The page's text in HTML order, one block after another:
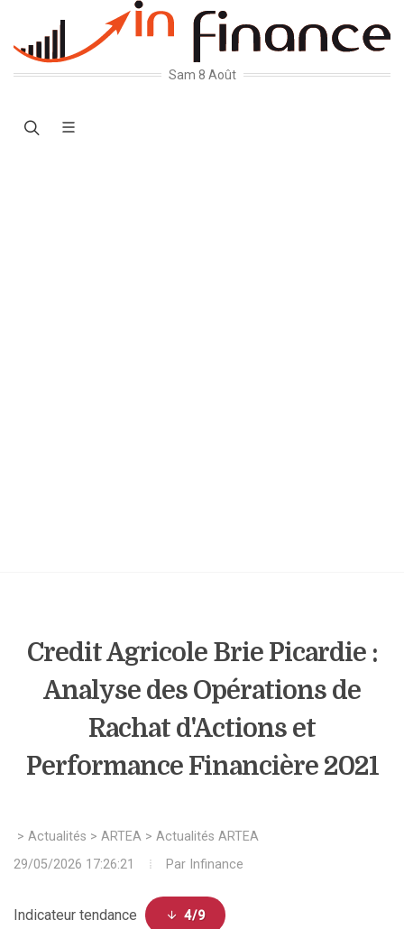
Sam 8 Août
Credit Agricole Brie Picardie :
Analyse des Opérations de
Rachat d'Actions et
Performance Financière 2021
> Actualités > ARTEA > Actualités ARTEA
29/05/2026 17:26:21
Par Infinance
Indicateur tendance 4/9